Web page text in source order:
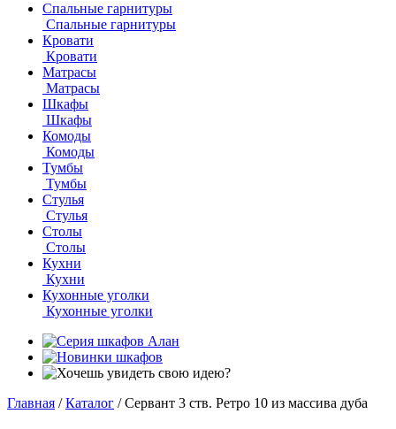
Спальные гарнитуры
Спальные гарнитуры
Кровати
Кровати
Матрасы
Матрасы
Шкафы
Шкафы
Комоды
Комоды
Тумбы
Тумбы
Стулья
Стулья
Столы
Столы
Кухни
Кухни
Кухонные уголки
Кухонные уголки
Главная / Каталог / Сервант 3 ств. Ретро 10 из массива дуба